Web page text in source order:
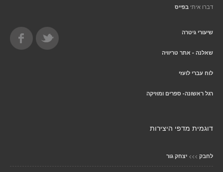
דברו איתי בפייס
שיעורי גיטרה
שאלנה - אתר טריוויה
לוח עברי לועזי
רגל ראשונה- ספרים ומוזיקה
דוגמית מדפי היצירות
לחבק >>> יצחק גור